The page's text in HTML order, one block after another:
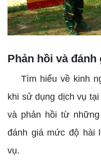
Phản hồi và
Tìm hiểu về kinh
khi sử dụng dịch vụ
và phản hồi từ
đánh giá mức độ hài
vụ.